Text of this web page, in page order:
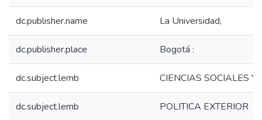
dc.publisher.name La Universidad,
dc.publisher.place Bogotá :
dc.subject.lemb CIENCIAS SOCIALES
dc.subject.lemb POLITICA EXTERIOR